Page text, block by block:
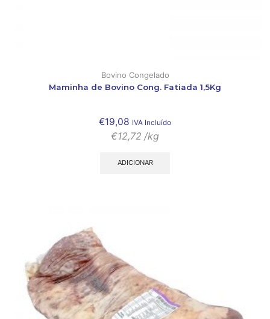
Bovino Congelado
Maminha de Bovino Cong. Fatiada 1,5Kg
€19,08 IVA Incluído
€12,72 /kg
ADICIONAR